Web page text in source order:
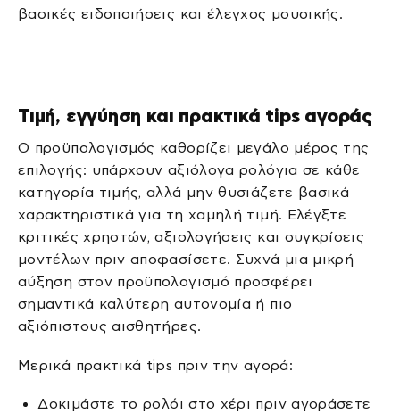
βασικές ειδοποιήσεις και έλεγχος μουσικής.
Τιμή, εγγύηση και πρακτικά tips αγοράς
Ο προϋπολογισμός καθορίζει μεγάλο μέρος της
επιλογής: υπάρχουν αξιόλογα ρολόγια σε κάθε
κατηγορία τιμής, αλλά μην θυσιάζετε βασικά
χαρακτηριστικά για τη χαμηλή τιμή. Ελέγξτε
κριτικές χρηστών, αξιολογήσεις και συγκρίσεις
μοντέλων πριν αποφασίσετε. Συχνά μια μικρή
αύξηση στον προϋπολογισμό προσφέρει
σημαντικά καλύτερη αυτονομία ή πιο
αξιόπιστους αισθητήρες.
Μερικά πρακτικά tips πριν την αγορά:
Δοκιμάστε το ρολόι στο χέρι πριν αγοράσετε